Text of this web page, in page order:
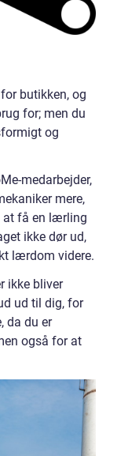
butikken, og
for; men du
og
medarbejder,
mere,
at få en lærling
ikke dør ud,
lærdom videre.
ikke bliver
ud til dig, for
da du er
også for at